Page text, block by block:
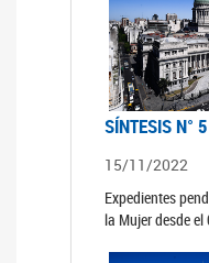
SÍNTESIS N° 5
15/11/2022
Expedientes
la Mujer desde